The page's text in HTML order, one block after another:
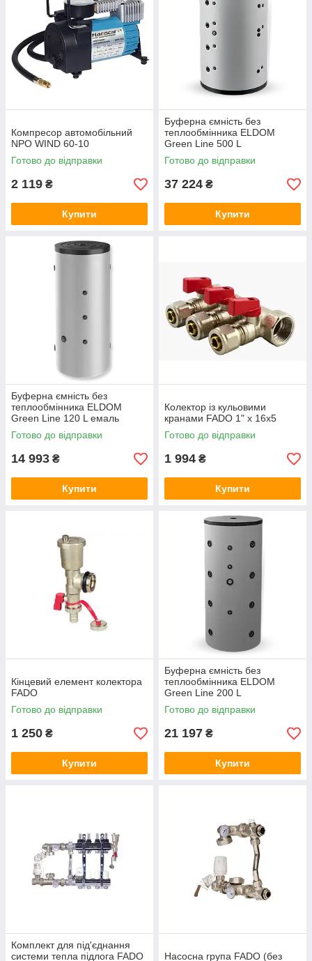
Компресор автомобільний
NPO WIND 60-10
Готово до відправки
2 119 ₴
Купити
Буферна ємність без
теплообмінника ELDOM
Green Line 500 L
Готово до відправки
37 224 ₴
Купити
Буферна ємність без
теплообмінника ELDOM
Green Line 120 L емаль
Готово до відправки
14 993 ₴
Купити
Колектор із кульовими
кранами FADO 1" x 16x5
Готово до відправки
1 994 ₴
Купити
Кінцевий елемент колектора
FADO
Готово до відправки
1 250 ₴
Купити
Буферна ємність без
теплообмінника ELDOM
Green Line 200 L
Готово до відправки
21 197 ₴
Купити
Комплект для під'єднання
системи тепла підлога FADO
Насосна група FADO (без